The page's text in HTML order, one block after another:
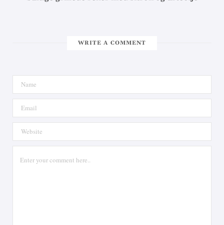
WRITE A COMMENT